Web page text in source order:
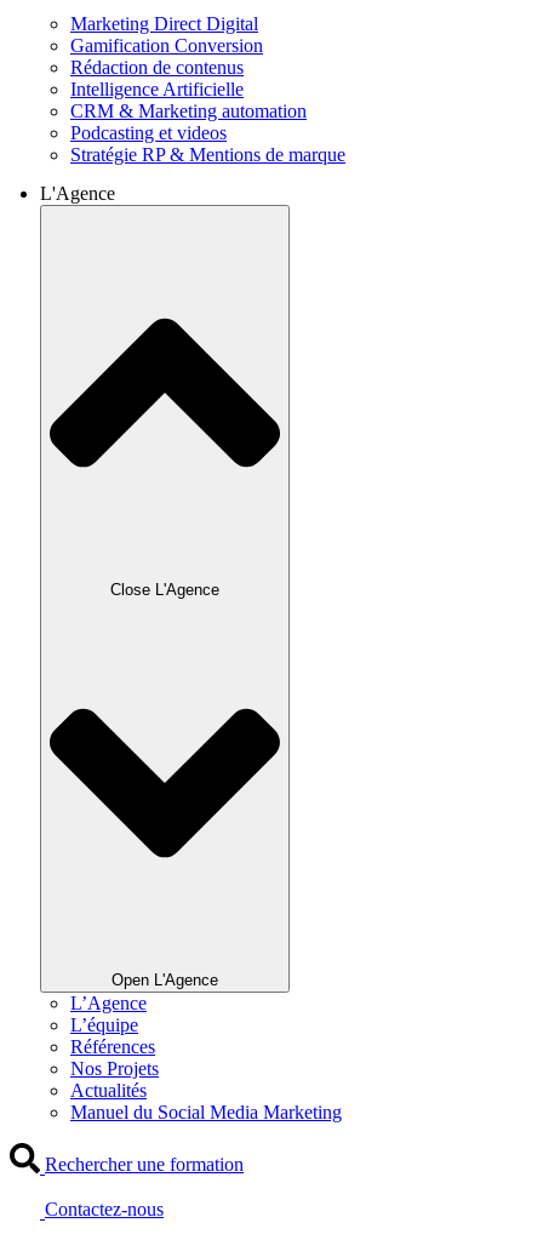
Marketing Direct Digital
Gamification Conversion
Rédaction de contenus
Intelligence Artificielle
CRM & Marketing automation
Podcasting et videos
Stratégie RP & Mentions de marque
L'Agence
Close L'Agence
Open L'Agence
L’Agence
L’équipe
Références
Nos Projets
Actualités
Manuel du Social Media Marketing
Rechercher une formation
Contactez-nous